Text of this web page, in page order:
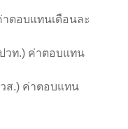
ตอบแทนเดือนละ
วท.) ค่าตอบแทน
ส.) ค่าตอบแทน